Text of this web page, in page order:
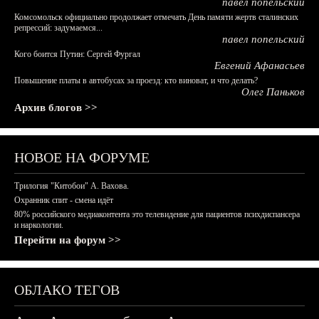
Комсомольск официально продолжает отмечать День памяти жертв сталинских
репрессий: задумаемся...
павел попельский
Кого боится Путин: Сергей Фургал
Евгений Афанасьев
Повышение платы в автобусах за проезд: кто виноват, и что делать?
Олег Паньков
Архив блогов >>
НОВОЕ НА ФОРУМЕ
Трилогия "Китобои" А. Вахова.
Охранник спит - смена идёт
80% российского медиаконтента это телевидение для пациентов психдиспансера
и наркологии.
Перейти на форум >>
ОБЛАКО ТЕГОВ